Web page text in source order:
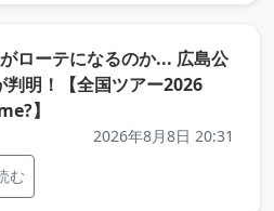
がローテになるのか... 広島公
判明！【全国ツアー2026
】
2026年8月8日 20:31
む